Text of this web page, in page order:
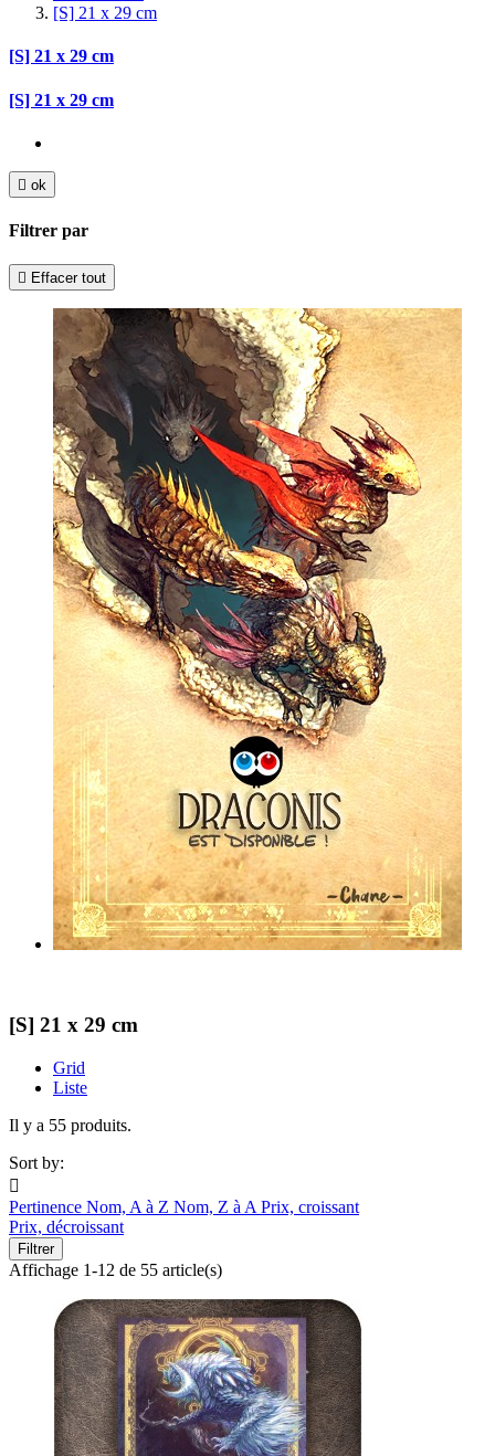
[S] 21 x 29 cm
[S] 21 x 29 cm
[S] 21 x 29 cm
 ok
Filtrer par
 Effacer tout
[S] 21 x 29 cm
Grid
Liste
Il y a 55 produits.
Sort by:

Pertinence Nom, A à Z Nom, Z à A Prix, croissant
Prix, décroissant
Filtrer
Affichage 1-12 de 55 article(s)